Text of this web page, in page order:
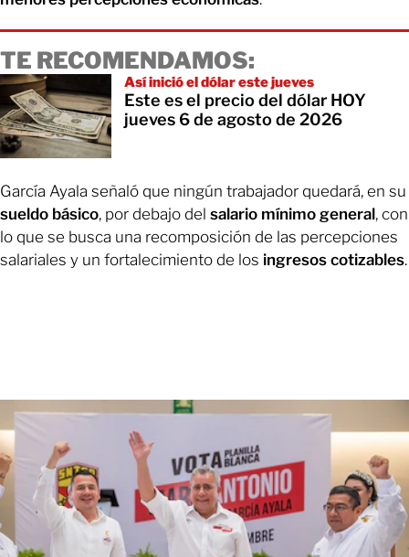
TE RECOMENDAMOS:
Así inició el dólar este jueves
Este es el precio del dólar HOY
jueves 6 de agosto de 2026
García Ayala señaló que ningún trabajador quedará, en su
sueldo básico, por debajo del salario mínimo general, con
lo que se busca una recomposición de las percepciones
salariales y un fortalecimiento de los ingresos cotizables.